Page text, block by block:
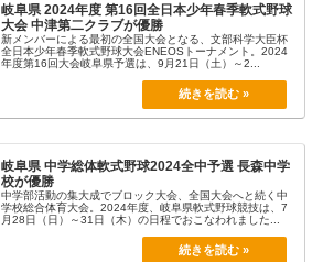
岐阜県 2024年度 第16回全日本少年春季軟式野球
大会 中津第二クラブが優勝
新メンバーによる最初の全国大会となる、文部科学大臣杯
全日本少年春季軟式野球大会ENEOSトーナメント。2024
年度第16回大会岐阜県予選は、9月21日（土）～2...
岐阜県 中学総体軟式野球2024全中予選 長森中学
校が優勝
中学部活動の集大成でブロック大会、全国大会へと続く中
学校総合体育大会。2024年度、岐阜県軟式野球競技は、7
月28日（日）～31日（木）の日程でおこなわれました...